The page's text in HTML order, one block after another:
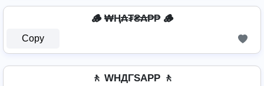
🪵 ₩Ⱨ₳₮₴₳₱₱ 🪵
Copy
🚶️ WHДΓSAPP 🚶️